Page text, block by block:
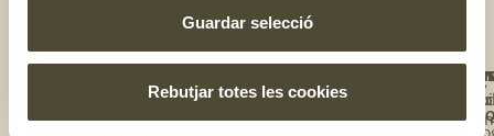
Guardar selecció
Rebutjar totes les cookies
Qui